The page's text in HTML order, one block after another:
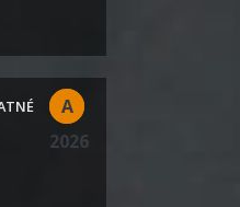
A
2026